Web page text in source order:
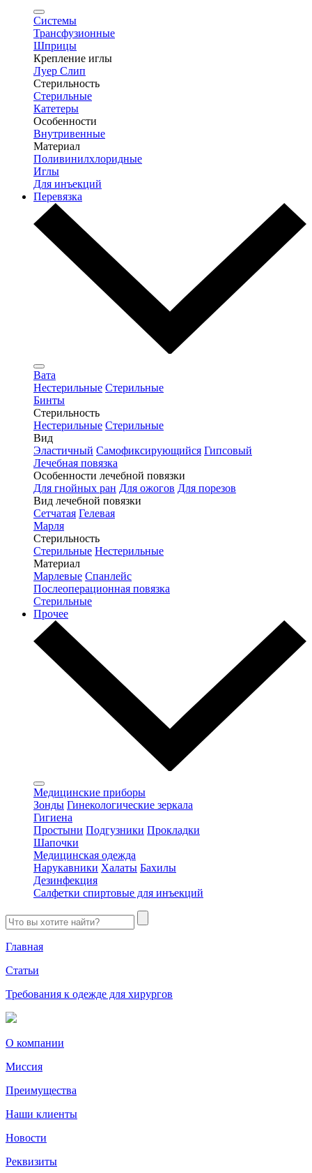
Системы
Трансфузионные
Шприцы
Крепление иглы
Луер Слип
Стерильность
Стерильные
Катетеры
Особенности
Внутривенные
Материал
Поливинилхлоридные
Иглы
Для инъекций
Перевязка
Вата
Нестерильные Стерильные
Бинты
Стерильность
Нестерильные Стерильные
Вид
Эластичный Самофиксирующийся Гипсовый
Лечебная повязка
Особенности лечебной повязки
Для гнойных ран Для ожогов Для порезов
Вид лечебной повязки
Сетчатая Гелевая
Марля
Стерильность
Стерильные Нестерильные
Материал
Марлевые Спанлейс
Послеоперационная повязка
Стерильные
Прочее
Медицинские приборы
Зонды Гинекологические зеркала
Гигиена
Простыни Подгузники Прокладки
Шапочки
Медицинская одежда
Нарукавники Халаты Бахилы
Дезинфекция
Салфетки спиртовые для инъекций
Главная
Статьи
Требования к одежде для хирургов
О компании
Миссия
Преимущества
Наши клиенты
Новости
Реквизиты